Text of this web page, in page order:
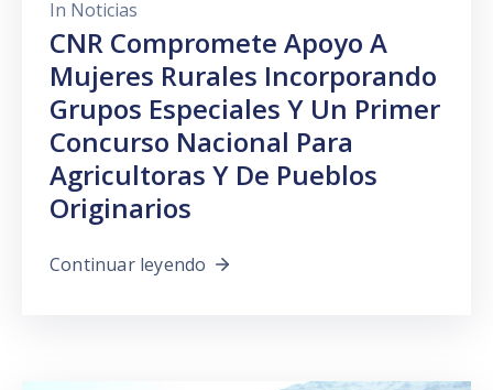
In Noticias
CNR Compromete Apoyo A
Mujeres Rurales Incorporando
Grupos Especiales Y Un Primer
Concurso Nacional Para
Agricultoras Y De Pueblos
Originarios
Continuar leyendo